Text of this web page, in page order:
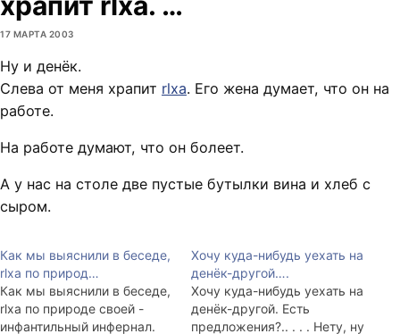
17 МАРТА 2003
Ну и денёк.
Слева от меня храпит rlxa. Его жена думает, что он на
работе.
На работе думают, что он болеет.
А у нас на столе две пустые бутылки вина и хлеб с
сыром.
Как мы выяснили в беседе,
rlxa по природ…
Как мы выяснили в беседе,
rlxa по природе своей -
инфантильный инфернал.
Хочу куда-нибудь уехать на
денёк-другой….
Хочу куда-нибудь уехать на
денёк-другой. Есть
предложения?.. . . . Нету, ну